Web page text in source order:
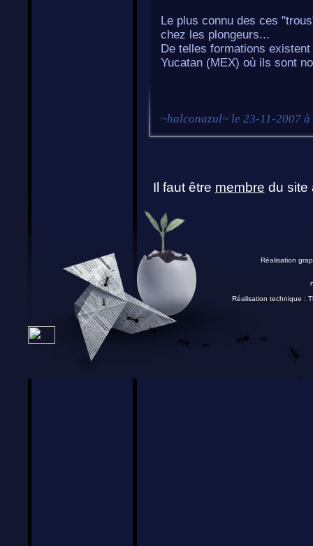
Le plus connu des ces
chez les plongeurs...
De telles formations
Yucatan (MEX) où ils sont
~halconazul~ le 23-11-2007
Il faut être membre du site
Réalisation
Réalisation technique :